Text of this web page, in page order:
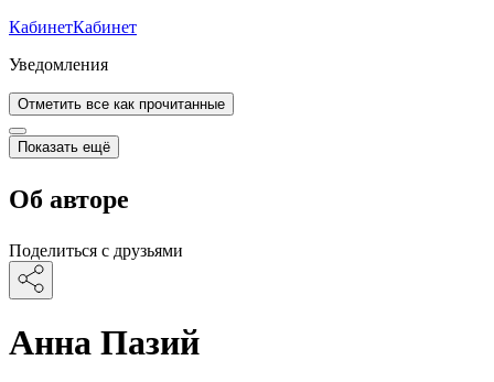
КабинетКабинет
Уведомления
Отметить все как прочитанные
Показать ещё
Об авторе
Поделиться с друзьями
Анна Пазий